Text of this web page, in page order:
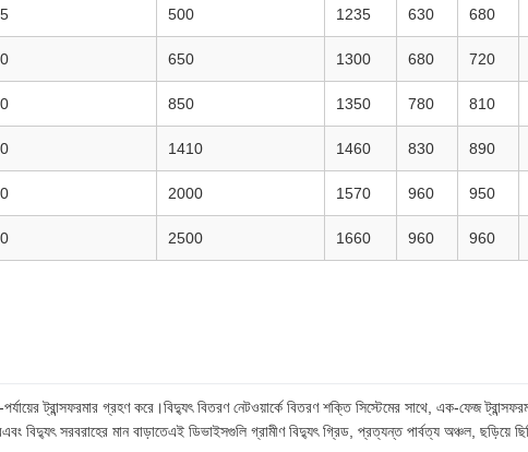
500 1235 630 680
650 1300 680 720
850 1350 780 810
1410 1460 830 890
2000 1570 960 950
2500 1660 960 960
ট্রান্সফরমার গ্রহণ করে।বিদ্যুৎ বিতরণ নেটওয়ার্কে বিতরণ শক্তি সিস্টেমের সাথে, এক-ফেজ
বিদ্যুৎ সরবরাহের মান বাড়াতেএই ডিভাইসগুলি গ্রামীণ বিদ্যুৎ গ্রিড, প্রত্যন্ত পার্বত্য অঞ্চল, ছড়িয়ে